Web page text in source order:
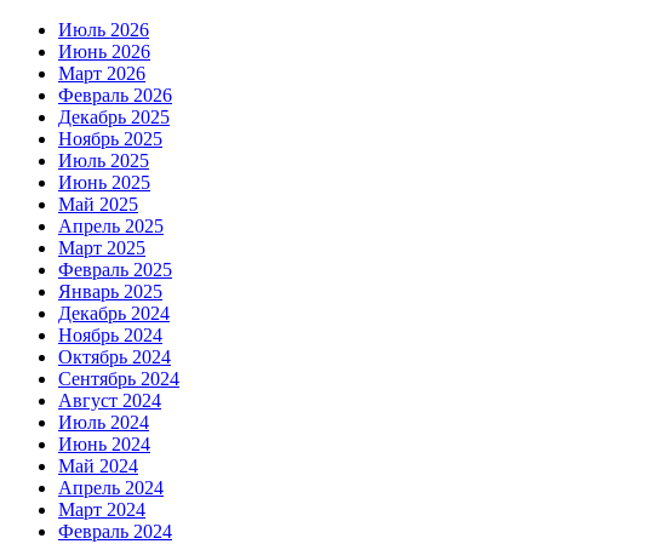
Июль 2026
Июнь 2026
Март 2026
Февраль 2026
Декабрь 2025
Ноябрь 2025
Июль 2025
Июнь 2025
Май 2025
Апрель 2025
Март 2025
Февраль 2025
Январь 2025
Декабрь 2024
Ноябрь 2024
Октябрь 2024
Сентябрь 2024
Август 2024
Июль 2024
Июнь 2024
Май 2024
Апрель 2024
Март 2024
Февраль 2024